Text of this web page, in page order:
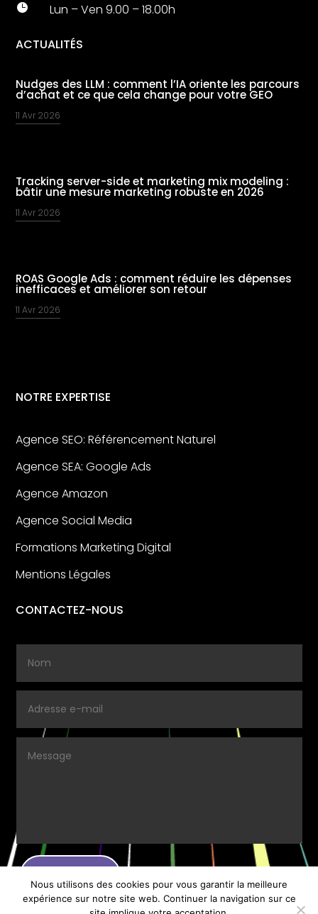
 Lun – Ven 9.00 – 18.00h
ACTUALITÉS
Nudges des LLM : comment l’IA oriente les parcours
d’achat et ce que cela change pour votre GEO
11 Avr 2026
Tracking server-side et marketing mix modeling :
bâtir une mesure marketing robuste en 2026
11 Avr 2026
ROAS Google Ads : comment réduire les dépenses
inefficaces et améliorer son retour
11 Avr 2026
NOTRE EXPERTISE
Agence SEO: Référencement Naturel
Agence SEA: Google Ads
Agence Amazon
Agence Social Media
Formations Marketing Digital
Mentions Légales
CONTACTEZ-NOUS
Nous utilisons des cookies pour vous garantir la meilleure
expérience sur notre site web. Continuer la navigation sur ce